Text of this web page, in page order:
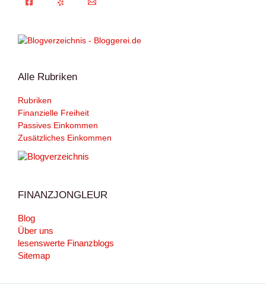
Alle Rubriken
Rubriken
Finanzielle Freiheit
Passives Einkommen
Zusätzliches Einkommen
FINANZJONGLEUR
Blog
Über uns
lesenswerte Finanzblogs
Sitemap